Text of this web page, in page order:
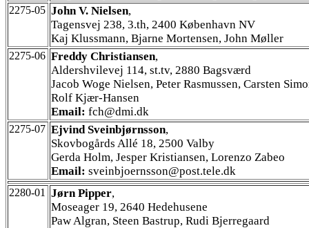
2275-05 John V. Nielsen,
Tagensvej 238, 3.th, 2400 København NV
Kaj Klussmann, Bjarne Mortensen, John Møller
2275-06 Freddy Christiansen,
Aldershvilevej 114, st.tv, 2880 Bagsværd
Jacob Woge Nielsen, Peter Rasmussen, Carsten
Rolf Kjær-Hansen
Email: fch@dmi.dk
2275-07 Ejvind Sveinbjørnsson,
Skovbogårds Allé 18, 2500 Valby
Gerda Holm, Jesper Kristiansen, Lorenzo Zabeo
Email: sveinbjoernsson@post.tele.dk
2280-01 Jørn Pipper,
Moseager 19, 2640 Hedehusene
Paw Algran, Steen Bastrup, Rudi Bjerregaard